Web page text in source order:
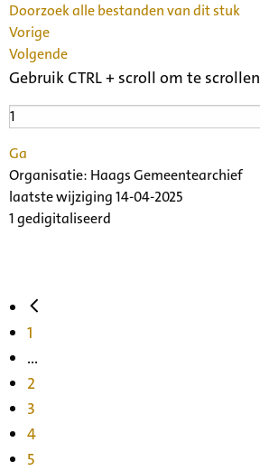
Doorzoek alle bestanden van dit stuk
Vorige
Volgende
Gebruik CTRL + scroll om te scrollen
Ga
Organisatie: Haags Gemeentearchief
laatste wijziging 14-04-2025
1 gedigitaliseerd
1
...
2
3
4
5